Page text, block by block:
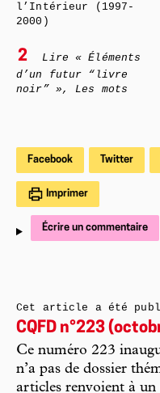
l’Intérieur (1997-
2000)
2
Lire « Éléments
d’un futur “livre
noir” », Les mots
Facebook Twitter
Imprimer
Écrire un commentaire
Cet article a été
CQFD n°223
Ce numéro 223
n’a pas de dossier
articles renvoient à un